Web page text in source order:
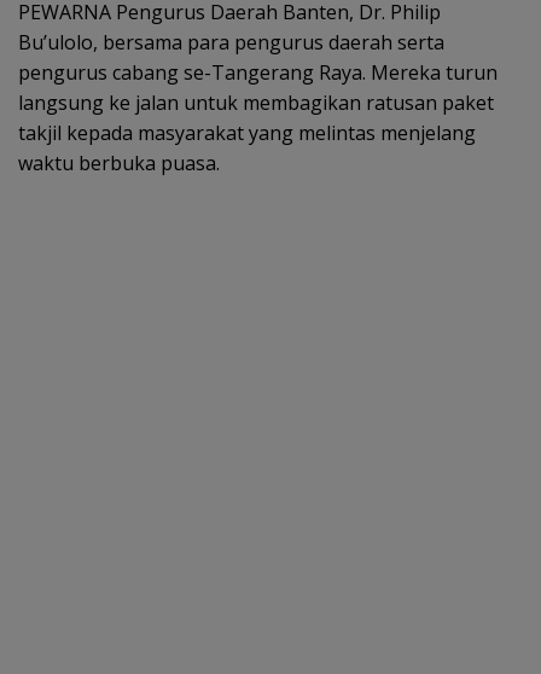
PEWARNA Pengurus Daerah Banten, Dr. Philip
Bu’ulolo, bersama para pengurus daerah serta
pengurus cabang se-Tangerang Raya. Mereka turun
langsung ke jalan untuk membagikan ratusan paket
takjil kepada masyarakat yang melintas menjelang
waktu berbuka puasa.